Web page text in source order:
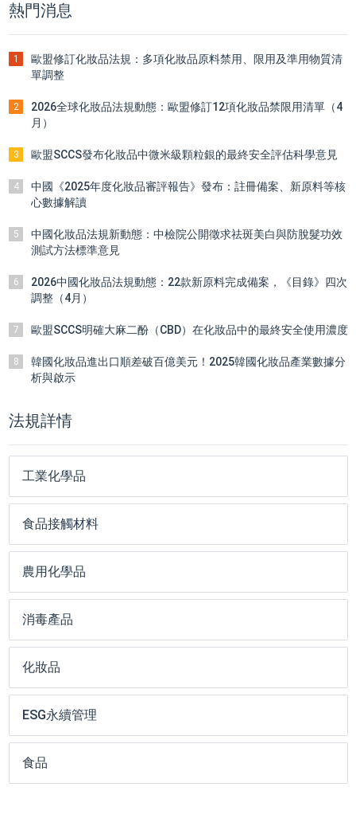
熱門消息
1
歐盟修訂化妝品法規：多項化妝品原料禁用、限用及準用物質清
單調整
2
2026全球化妝品法規動態：歐盟修訂12項化妝品禁限用清單（4
月）
3 歐盟SCCS發布化妝品中微米級顆粒銀的最終安全評估科學意見
4
中國《2025年度化妝品審評報告》發布：註冊備案、新原料等核
心數據解讀
5
中國化妝品法規新動態：中檢院公開徵求祛斑美白與防脫髮功效
測試方法標準意見
6
2026中國化妝品法規動態：22款新原料完成備案，《目錄》四次
調整（4月）
7 歐盟SCCS明確大麻二酚（CBD）在化妝品中的最終安全使用濃度
8
韓國化妝品進出口順差破百億美元！2025韓國化妝品產業數據分
析與啟示
法規詳情
工業化學品
食品接觸材料
農用化學品
消毒產品
化妝品
ESG永續管理
食品